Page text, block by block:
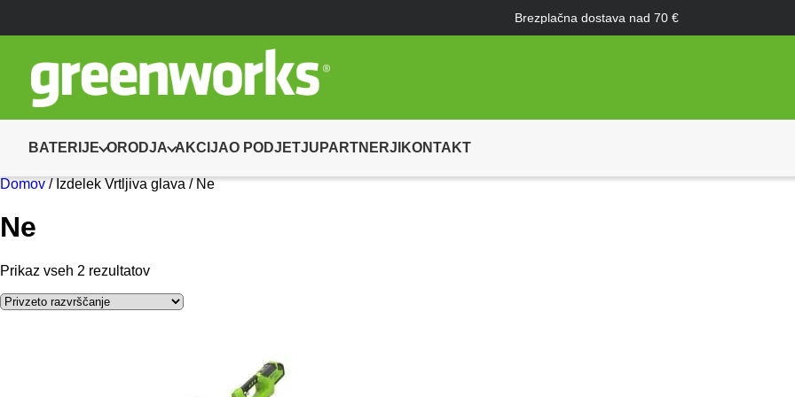
Brezplačna dostava nad 70 €
BATERIJE ORODJA AKCIJAO PODJETJU PARTNERJI KONTAKT
Domov/ Izdelek Vrtljiva glava / Ne
Ne
Prikaz vseh 2 rezultatov